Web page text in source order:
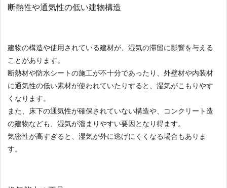
断熱性や通気性の低い建物構造
建物の構造や使用されている建材が、湿気の滞留に影響を与える
ことがあります。
断熱材や防水シートの施工が不十分であったり、外壁材や内装材
に通気性の低い素材が使われていたりすると、湿気がこもりやす
くなります。
また、床下の通気性が確保されていない構造や、コンクリート造
の建物なども、湿気が溜まりやすい要因となり得ます。
気密性が高すぎると、湿気が外に逃げにくくなる場合もありま
す。